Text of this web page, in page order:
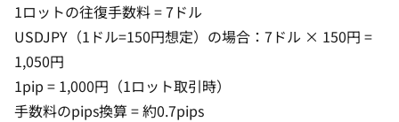
1ロットの往復手数料 = 7ドル
USDJPY（1ドル=150円想定）の場合：7ドル × 150円 =
1,050円
1pip = 1,000円（1ロット取引時）
手数料のpips換算 = 約0.7pips